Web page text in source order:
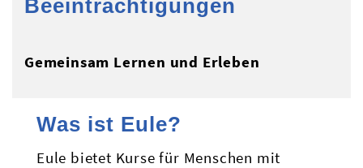
Beeinträchtigungen
Gemeinsam Lernen und Erleben
Was ist Eule?
Eule bietet Kurse für Menschen mit